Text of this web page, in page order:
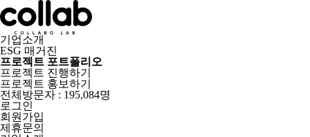
기업소개
ESG 매거진
프로젝트 포트폴리오
프로젝트 진행하기
프로젝트 홍보하기
전체방문자 : 195,084명
로그인
회원가입
제휴문의